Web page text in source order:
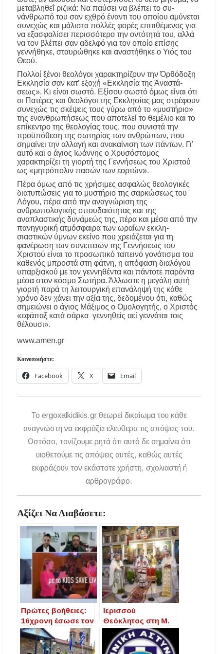
μεταβληθεΐ ριζικά: Να παύσει να βλέπει το συ­
νάνθρωπό του σαν εχθρό έναντι του οποίου αμύνεται
συ­νεχώς και μάλιστα πολλές φορές επιτιθέμενος για
να εξασφαλίσει περισσότερο την οντότητά του, αλλά
να τον βλέπει σαν αδελφό για τον οποίο επίσης
γεννήθηκε, σταυ­ρώθηκε και αναστήθηκε ο Υιός του
Θεού.
Πολλοί ξένοι θεολόγοι χαρακτηρίζουν την Όρθόδοξη
Εκκλησία σαν κατ’ εξοχή «Εκκλησία της Άναστά­
σεως». Κι είναι σωστό. Εξίσου σωστό όμως είναι ότι
οι Πατέρες και θεολόγοι της Εκκλησίας μας στρέφουν
συ­νεχώς τις σκέψεις τους γύρω από το «μυστήριο»
της ενανθρωπήσεως που αποτελεί το θεμέλιο και το
επίκεντρο της θεολογίας τους, που συνιστά την
προϋπόθεση της σωτη­ρίας των ανθρώπων, που
σημαίνει την αλλαγή και ανακαίνιση των πάντων. Γι’
αυτό και ο άγιος Ιωάννης ο Χρυσόστομος
χαρακτηρίζει τη γιορτή της Γεννήσεως του Χριστού
ως «μητρόπολιν πασών των εορτών».
Πέρα όμως από τις χρήσιμες ασφαλώς θεολογικές
διατυπώσεις για το μυστήριο της σαρκώσεως του
Λόγου, πέρα από την αναγνώριση της
ανθρωπολογικής σπουδαιότητας και της
αναπλαστικής δυνάμεώς της, πέρα και μέσα από την
πανηγυρική ατμόσφαιρα των ωραίων εκκλη­
σιαστικών ύμνων εκείνο που χρειάζεται για τη
φανέρωση των συνεπειών της Γεννήσεως του
Χριστού είναι το προ­σωπικό ταπεινό γονάτισμα του
καθενός μπροστά στη φάτνη, η απόφαση διαλόγου
υπαρξιακού με τον γεννηθέντα και πάντοτε παρόντα
μέσα στον κόσμο Σωτήρα. Άλλωστε η μεγάλη αυτή
γιορτή παρά τη λειτουργική επανάληψή της κάθε
χρόνο δεν χάνει την αξία της, δεδομένου ότι, καθώς
σημειώνει ο άγιος Μάξιμος ο Ομολογητής, ο Χριστός
«εφάπαξ κατά σάρκα γεννηθείς αεί γεννάται τοις
θέλουσι».
www.amen.gr
Κοινοποιήστε:
Facebook X Email
To ergoxalkidikis.gr θεωρεί δικαίωμα του κάθε
αναγνώστη να εκφράζει ελεύθερα τις απόψεις του.
Ωστόσο, τονίζουμε ρητά ότι αυτό δε σημαίνει ότι
υιοθετούμε τις απόψεις αυτές, καθώς αυτές
εκφράζουν τον εκάστοτε χρήστη, σχολιαστή ή
αρθρογράφο.
Αξίζει Να Διαβάσετε:
Πρώτες βοήθειες:
16χρονη έσωσε τον
πατέρα της με
ΚΑΡΠΑ, η σημασία
της εκπαίδευσης
Ιερισσού
Θεόκλητος στη Μ.
Παναγία: “Ο
Σταυρός του
Χριστού μέτρο της